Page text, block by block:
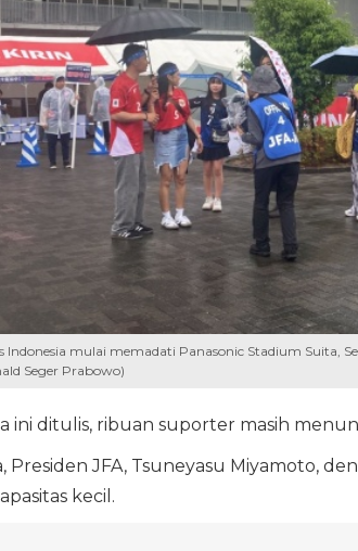
Indonesia mulai memadati Panasonic Stadium Suita,
Seger Prabowo)
ini ditulis, ribuan suporter masih
Presiden JFA, Tsuneyasu Miyamoto,
kecil.